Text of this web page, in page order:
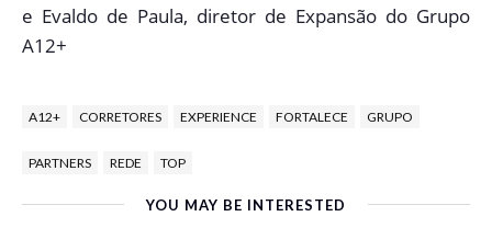
e Evaldo de Paula, diretor de Expansão do Grupo
A12+
A12+ CORRETORES EXPERIENCE FORTALECE GRUPO
PARTNERS REDE TOP
YOU MAY BE INTERESTED